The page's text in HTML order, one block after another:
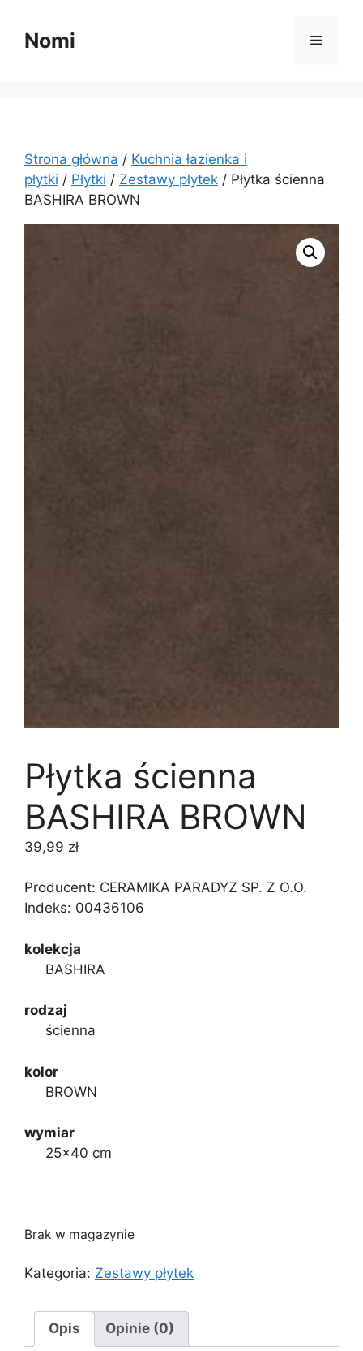
treściNomi Menu
Strona główna / Kuchnia łazienka i
płytki / Płytki / Zestawy płytek / Płytka ścienna
BASHIRA BROWN
Płytka ścienna
BASHIRA BROWN
39,99 zł
Producent: CERAMIKA PARADYZ SP. Z O.O.
Indeks: 00436106
kolekcja
BASHIRA
rodzaj
ścienna
kolor
BROWN
wymiar
25×40 cm
Brak w magazynie
Kategoria: Zestawy płytek
Opis Opinie (0)